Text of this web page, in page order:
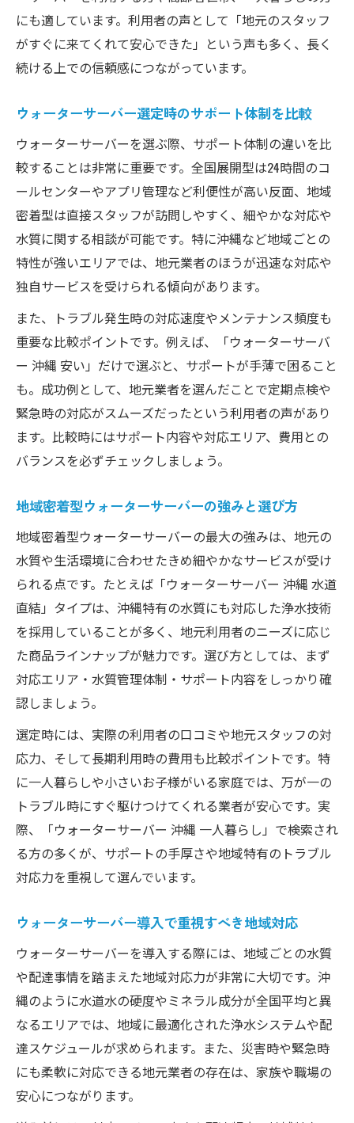
にも適しています。利用者の声として「地元のスタッフ
がすぐに来てくれて安心できた」という声も多く、長く
続ける上での信頼感につながっています。
ウォーターサーバー選定時のサポート体制を比較
ウォーターサーバーを選ぶ際、サポート体制の違いを比
較することは非常に重要です。全国展開型は24時間のコ
ールセンターやアプリ管理など利便性が高い反面、地域
密着型は直接スタッフが訪問しやすく、細やかな対応や
水質に関する相談が可能です。特に沖縄など地域ごとの
特性が強いエリアでは、地元業者のほうが迅速な対応や
独自サービスを受けられる傾向があります。
また、トラブル発生時の対応速度やメンテナンス頻度も
重要な比較ポイントです。例えば、「ウォーターサーバ
ー 沖縄 安い」だけで選ぶと、サポートが手薄で困ること
も。成功例として、地元業者を選んだことで定期点検や
緊急時の対応がスムーズだったという利用者の声があり
ます。比較時にはサポート内容や対応エリア、費用との
バランスを必ずチェックしましょう。
地域密着型ウォーターサーバーの強みと選び方
地域密着型ウォーターサーバーの最大の強みは、地元の
水質や生活環境に合わせたきめ細やかなサービスが受け
られる点です。たとえば「ウォーターサーバー 沖縄 水道
直結」タイプは、沖縄特有の水質にも対応した浄水技術
を採用していることが多く、地元利用者のニーズに応じ
た商品ラインナップが魅力です。選び方としては、まず
対応エリア・水質管理体制・サポート内容をしっかり確
認しましょう。
選定時には、実際の利用者の口コミや地元スタッフの対
応力、そして長期利用時の費用も比較ポイントです。特
に一人暮らしや小さいお子様がいる家庭では、万が一の
トラブル時にすぐ駆けつけてくれる業者が安心です。実
際、「ウォーターサーバー 沖縄 一人暮らし」で検索され
る方の多くが、サポートの手厚さや地域特有のトラブル
対応力を重視して選んでいます。
ウォーターサーバー導入で重視すべき地域対応
ウォーターサーバーを導入する際には、地域ごとの水質
や配達事情を踏まえた地域対応力が非常に大切です。沖
縄のように水道水の硬度やミネラル成分が全国平均と異
なるエリアでは、地域に最適化された浄水システムや配
達スケジュールが求められます。また、災害時や緊急時
にも柔軟に対応できる地元業者の存在は、家族や職場の
安心につながります。